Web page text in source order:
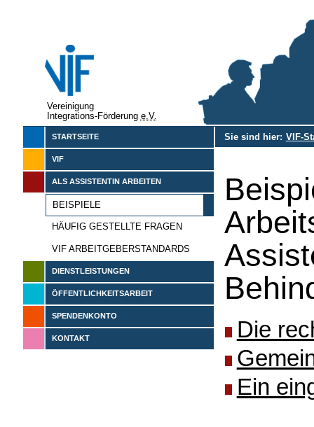
Vereinigung
Integrations-Förderung e.V.
STARTSEITE
VIF
ALS ASSISTENTIN ARBEITEN
BEISPIELE
HÄUFIG GESTELLTE FRAGEN
VIF ARBEITGEBERSTANDARDS
DIENSTLEISTUNGEN
ÖFFENTLICHKEITSARBEIT
SPENDENKONTO
KONTAKT
Sie sind hier: VIF-
Die
Ein